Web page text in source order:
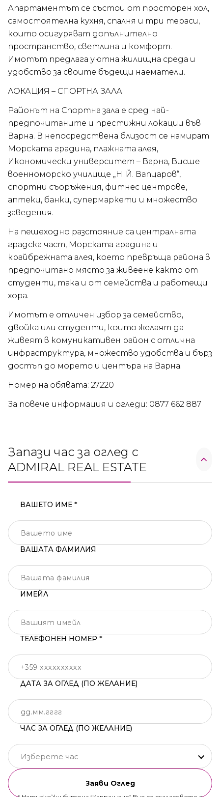
Апартаментът се състои от просторен хол,
самостоятелна кухня, спалня и три тераси,
които осигуряват допълнително
пространство, светлина и комфорт.
Имотът предлага уютна жилищна среда и
удобство за своите бъдещи наематели.
ЛОКАЦИЯ – СПОРТНА ЗАЛА
Районът на Спортна зала е сред най-
предпочитаните и престижни локации във
Варна. В непосредствена близост се намират
Морската градина, плажната алея,
Икономически университет – Варна, Висше
военноморско училище „Н. Й. Вапцаров“,
спортни съоръжения, фитнес центрове,
аптеки, банки, супермаркети и множество
заведения.
На пешеходно разстояние са централната
градска част, Морската градина и
крайбрежната алея, което превръща района в
предпочитано място за живеене както от
студенти, така и от семейства и работещи
хора.
Имотът е отличен избор за семейство,
двойка или студенти, които желаят да
живеят в комуникативен район с отлична
инфраструктура, множество удобства и бърз
достъп до морето и центъра на Варна.
Номер на обявата: 27220
За повече информация и огледи: 0877 662 887
Запази час за оглед с
ADMIRAL REAL ESTATE
ВАШЕТО ИМЕ *
ВАШАТА ФАМИЛИЯ
ИМЕЙЛ
ТЕЛЕФОНЕН НОМЕР *
ДАТА ЗА ОГЛЕД (ПО ЖЕЛАНИЕ)
ЧАС ЗА ОГЛЕД (ПО ЖЕЛАНИЕ)
Изберете час
Заяви Оглед